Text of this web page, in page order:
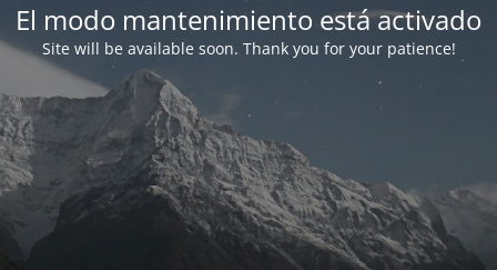
El modo mantenimiento está activado
Site will be available soon. Thank you for your patience!